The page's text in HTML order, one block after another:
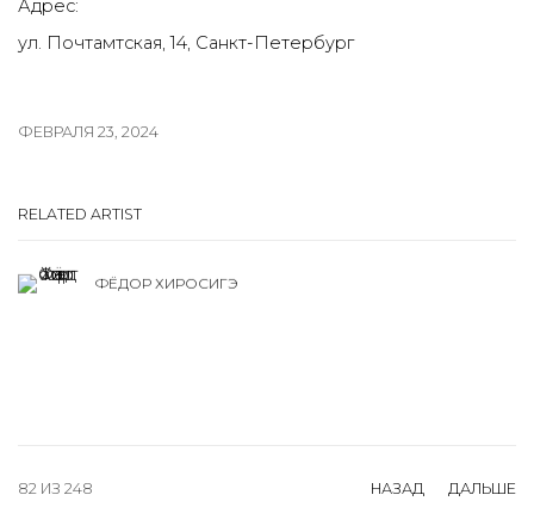
Адрес:
ул. Почтамтская, 14, Санкт-Петербург
ФЕВРАЛЯ 23, 2024
RELATED ARTIST
ФЁДОР ХИРОСИГЭ
НАЗАД ДАЛЬШЕ
82 ИЗ 248